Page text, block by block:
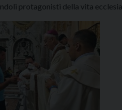
protagonisti della vita